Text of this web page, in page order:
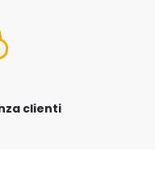
clienti